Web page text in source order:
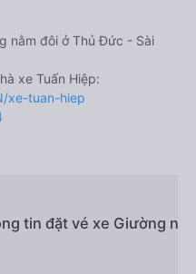
nằm đôi ở Thủ Đức - Sài
xe Tuấn Hiệp:
xe-tuan-hiep
tin đặt vé xe Giường